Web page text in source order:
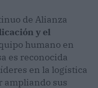
de Alianza
y el
humano en
es reconocida
en la logística
ampliando sus